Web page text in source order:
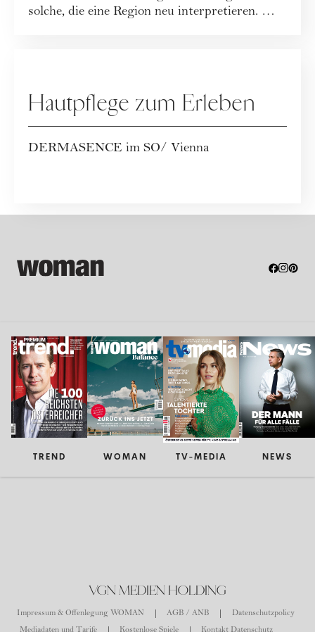
solche, die eine Region neu interpretieren. Mit
Hautpflege zum Erleben
DERMASENCE im SO/ Vienna
TREND WOMAN TV-MEDIA NEWS
VGN MEDIEN HOLDING
Impressum & Offenlegung WOMAN AGB / ANB
Datenschutzpolicy